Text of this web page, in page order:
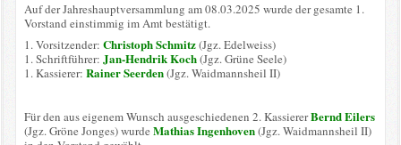
Auf der Jahreshauptversammlung am 08.03.2025 wurde der gesamte 1.
Vorstand einstimmig im Amt bestätigt.
1. Vorsitzender: Christoph Schmitz(Jgz. Edelweiss)
1. Schriftführer: Jan-Hendrik Koch(Jgz. Grüne Seele)
1. Kassierer: Rainer Seerden(Jgz. Waidmannsheil II)
Für den aus eigenem Wunsch ausgeschiedenen 2. KassiererBernd Eilers
(Jgz. Gröne Jonges) wurde Mathias Ingenhoven(Jgz. Waidmannsheil II)